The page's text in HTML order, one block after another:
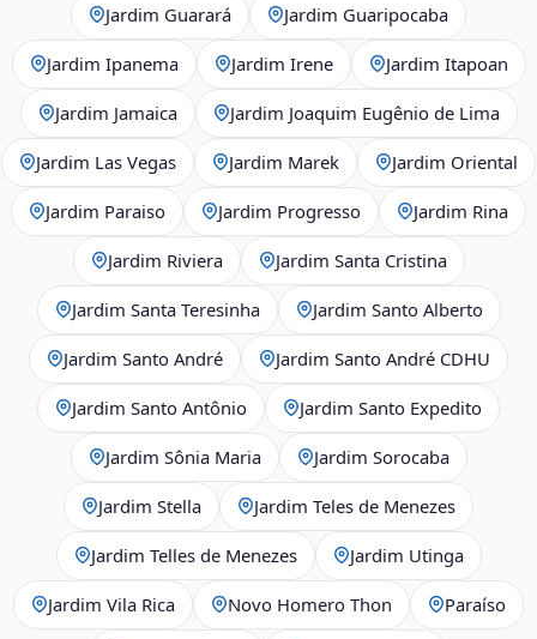
Jardim Guarará Jardim Guaripocaba
Jardim Ipanema Jardim Irene Jardim Itapoan
Jardim Jamaica Jardim Joaquim Eugênio de Lima
Jardim Las Vegas Jardim Marek Jardim Oriental
Jardim Paraiso Jardim Progresso Jardim Rina
Jardim Riviera Jardim Santa Cristina
Jardim Santa Teresinha Jardim Santo Alberto
Jardim Santo André Jardim Santo André CDHU
Jardim Santo Antônio Jardim Santo Expedito
Jardim Sônia Maria Jardim Sorocaba
Jardim Stella Jardim Teles de Menezes
Jardim Telles de Menezes Jardim Utinga
Jardim Vila Rica Novo Homero Thon Paraíso